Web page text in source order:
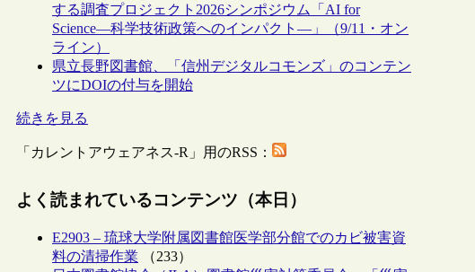
する調査プロジェクト2026シンポジウム「AI for
Science―科学技術政策へのインパクト―」（9/11・オン
ライン）
県立長野図書館、「信州デジタルコモンズ」のコンテン
ツにDOIの付与を開始
続きを見る
「カレントアウェアネス-R」用のRSS：
よく読まれているコンテンツ（本日）
E2903 – 琉球大学附属図書館医学部分館でのカビ被害資
料の清掃作業 （233）